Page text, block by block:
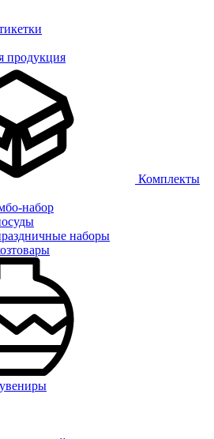
продукция
Комплекты
набор
наборы